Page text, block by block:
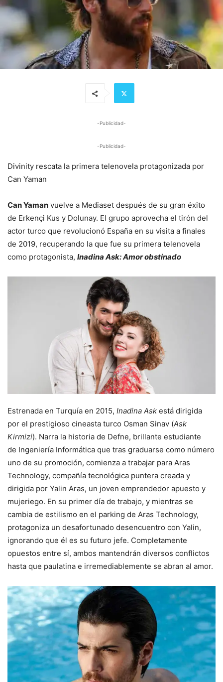
-Publicidad-
-Publicidad-
Divinity rescata la primera telenovela protagonizada por
Can Yaman
Can Yaman vuelve a Mediaset después de su gran éxito
de Erkençi Kus y Dolunay. El grupo aprovecha el tirón del
actor turco que revolucionó España en su visita a finales
de 2019, recuperando la que fue su primera telenovela
como protagonista, Inadina Ask: Amor obstinado
Estrenada en Turquía en 2015, Inadina Ask está dirigida
por el prestigioso cineasta turco Osman Sinav (Ask
Kirmizi). Narra la historia de Defne, brillante estudiante
de Ingeniería Informática que tras graduarse como número
uno de su promoción, comienza a trabajar para Aras
Technology, compañía tecnológica puntera creada y
dirigida por Yalin Aras, un joven emprendedor apuesto y
mujeriego. En su primer día de trabajo, y mientras se
cambia de estilismo en el parking de Aras Technology,
protagoniza un desafortunado desencuentro con Yalin,
ignorando que él es su futuro jefe. Completamente
opuestos entre sí, ambos mantendrán diversos conflictos
hasta que paulatina e irremediablemente se abran al amor.